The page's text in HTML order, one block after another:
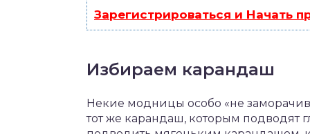
Зарегистрироваться и Начать
Избираем карандаш
Некие модницы особо «не
тот же карандаш, которым подводят